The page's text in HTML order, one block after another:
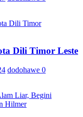
Dili Timor Leste
dodohawe 0